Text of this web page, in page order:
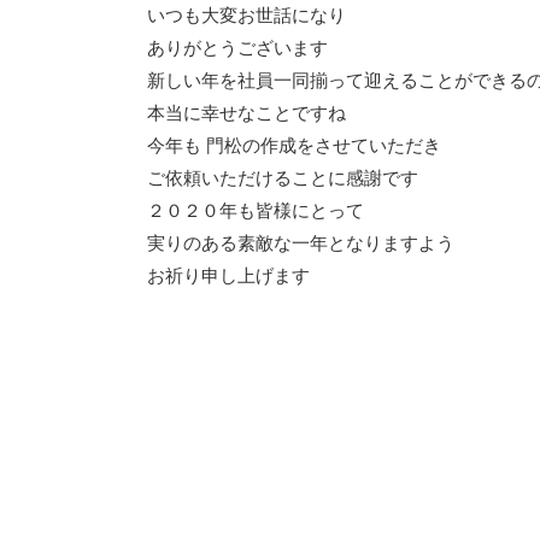
いつも大変お世話になり
ありがとうございます
新しい年を社員一同揃って迎えることができる
本当に幸せなことですね
今年も 門松の作成をさせていただき
ご依頼いただけることに感謝です
２０２０年も皆様にとって
実りのある素敵な一年となりますよう
お祈り申し上げます